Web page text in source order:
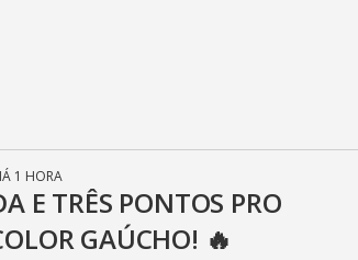
1 HORA
E TRÊS PONTOS PRO
GAÚCHO! 🔥